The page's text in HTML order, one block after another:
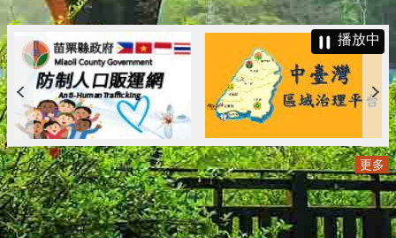
播放中
更多